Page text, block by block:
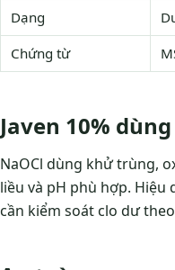
Dạng
Chứng từ
Javen 10%
NaOCl dùng khử trùng,
liều và pH phù hợp.
cần kiểm soát clo dư